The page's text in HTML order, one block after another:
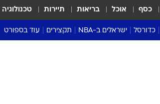
כסף אוכל בריאות תיירות טכנולוגיה
כדורסל ישראלים ב-NBA תקצירים עוד בספורט